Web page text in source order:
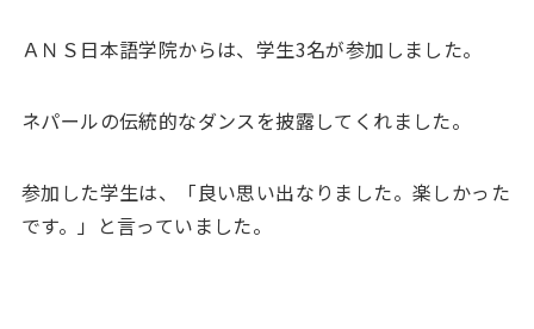
ＡＮＳ日本語学院からは、学生3名が参加しました。
ネパールの伝統的なダンスを披露してくれました。
参加した学生は、「良い思い出なりました。楽しかった
です。」と言っていました。